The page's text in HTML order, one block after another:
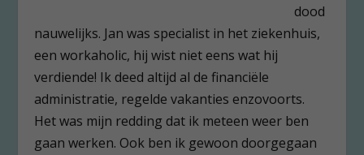
dood
nauwelijks. Jan was specialist in het ziekenhuis,
een workaholic, hij wist niet eens wat hij
verdiende! Ik deed altijd al de financiële
administratie, regelde vakanties enzovoorts.
Het was mijn redding dat ik meteen weer ben
gaan werken. Ook ben ik gewoon doorgegaan